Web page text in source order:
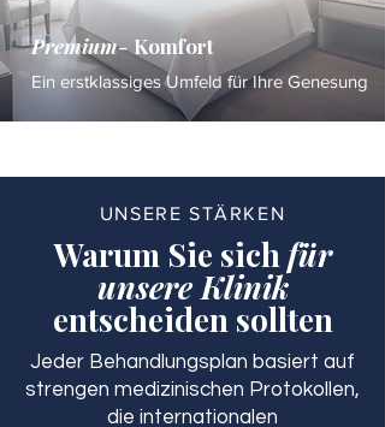
Premium-Komfort
Ein erstklassiges Umfeld für Ihre Genesung
UNSERE STÄRKEN
Warum Sie sichfür
unsere Klinik
entscheiden sollten
Jeder Behandlungsplan basiert auf
strengen medizinischen Protokollen,
die internationalen